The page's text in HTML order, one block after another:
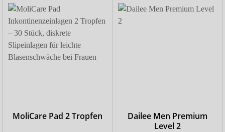
MoliCare Pad 2 Tropfen
Dailee Men Premium
Level 2